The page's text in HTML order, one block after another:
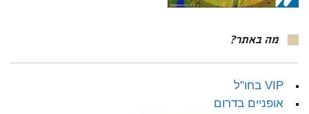
מה באתר?
VIP בחו"ל
אופניים בדרום